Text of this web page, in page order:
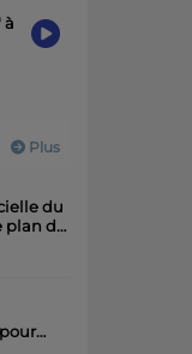
à
Plus
du
plan de